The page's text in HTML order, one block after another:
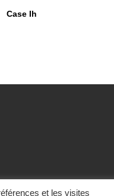
Case Ih
et les visites